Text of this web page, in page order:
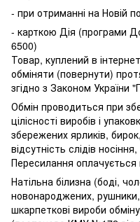
- при отриманні на Новій
- карткою Дія (програми
6500)
Товар, куплений в
обміняти (повернути)
згідно з Законом України
Обмін проводиться при
цілісності виробів і
збережених ярликів,
відсутність слідів
Пересилання
Натільна білизна (боді,
новонароджених,
шкарпеткові вироби